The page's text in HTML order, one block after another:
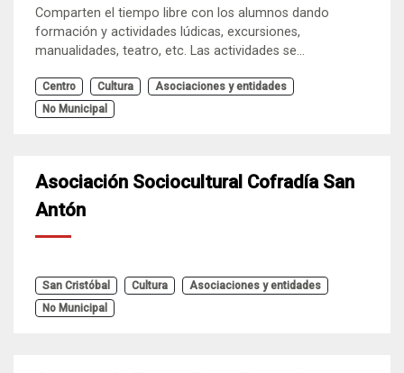
Comparten el tiempo libre con los alumnos dando
formación y actividades lúdicas, excursiones,
manualidades, teatro, etc. Las actividades se...
Centro Cultura
Asociaciones y entidades
No Municipal
Asociación Sociocultural Cofradía San
Antón
San Cristóbal Cultura
Asociaciones y entidades
No Municipal